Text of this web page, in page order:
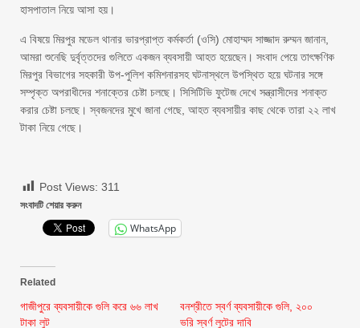
হাসপাতাল নিয়ে আসা হয়।
এ বিষয়ে মিরপুর মডেল থানার ভারপ্রাপ্ত কর্মকর্তা (ওসি) মোহাম্মদ সাজ্জাদ রুম্মন জানান,
আমরা শুনেছি দুর্বৃত্তদের গুলিতে একজন ব্যবসায়ী আহত হয়েছেন। সংবাদ পেয়ে তাৎক্ষণিক
মিরপুর বিভাগের সহকারী উপ-পুলিশ কমিশনারসহ ঘটনাস্থলে উপস্থিত হয়ে ঘটনার সঙ্গে
সম্পৃক্ত অপরাধীদের শনাক্তের চেষ্টা চলছে। সিসিটিভি ফুটেজ দেখে সন্ত্রাসীদের শনাক্ত
করার চেষ্টা চলছে। স্বজনদের মুখে জানা গেছে, আহত ব্যবসায়ীর কাছ থেকে তারা ২২ লাখ
টাকা নিয়ে গেছে।
Post Views: 311
সংবাদটি শেয়ার করুন
WhatsApp
Related
গাজীপুরে ব্যবসায়ীকে গুলি করে ৬৬ লাখ
টাকা লুট
বনশ্রীতে স্বর্ণ ব্যবসায়ীকে গুলি, ২০০
ভরি স্বর্ণ লুটের দাবি